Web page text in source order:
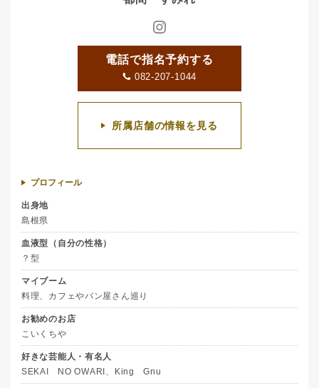
電話で指名予約する
082-207-1044
所属店舗の情報を見る
プロフィール
出身地
島根県
血液型（自分の性格）
？型
マイブーム
料理、カフェやパン屋さん巡り
お勧めのお店
こいくちや
好きな芸能人・有名人
SEKAI NO OWARI、King Gnu